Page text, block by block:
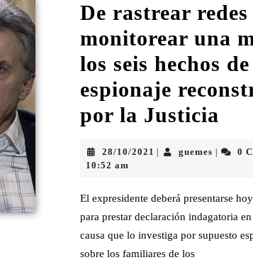
De rastrear redes
monitorear una
los seis hechos de
espionaje
por la Justicia
28/10/2021 guemes 0
10:52 am
El expresidente deberá presentarse
para prestar declaración indagatoria
causa que lo investiga por supuesto
sobre los familiares de los